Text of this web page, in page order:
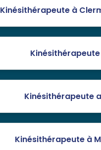
Kinésithérapeute à
Kinésithérapeute
Kinésithérapeute
Kinésithérapeute à